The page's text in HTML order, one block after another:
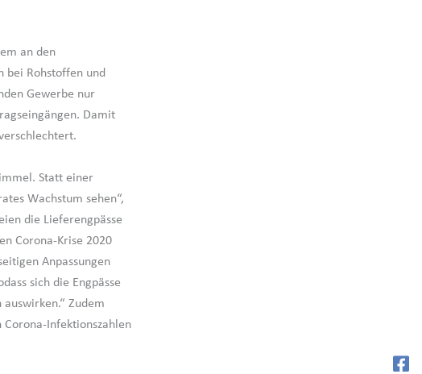
an den
bei Rohstoffen und
Gewerbe nur
Damit
Statt einer
Wachstum sehen“,
die Lieferengpässe
Corona-Krise 2020
Anpassungen
sich die Engpässe
Zudem
Infektionszahlen